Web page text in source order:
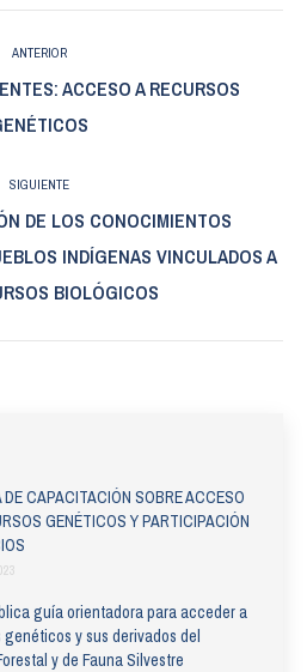
ANTERIOR
Publicación
anterior:
ACCESO A RECURSOS
SIGUIENTE
Publicación
siguiente:
DE LOS CONOCIMIENTOS
INDÍGENAS VINCULADOS A
BIOLÓGICOS
CAPACITACIÓN SOBRE ACCESO
GENÉTICOS Y PARTICIPACIÓN
guía orientadora para acceder a
y sus derivados del
y de Fauna Silvestre